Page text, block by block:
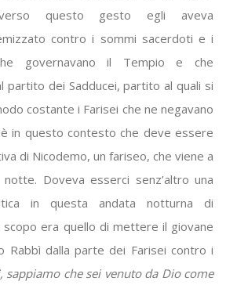
questo gesto egli aveva
contro i sommi sacerdoti e i
governavano il Tempio e che
partito dei Sadducei, partito al quali si
costante i Farisei che ne negavano
in questo contesto che deve essere
di Nicodemo, un fariseo, che viene a
Doveva esserci senz’altro una
in questa andata notturna di
scopo era quello di mettere il giovane
Rabbì dalla parte dei Farisei contro i
sappiamo che sei venuto da Dio come